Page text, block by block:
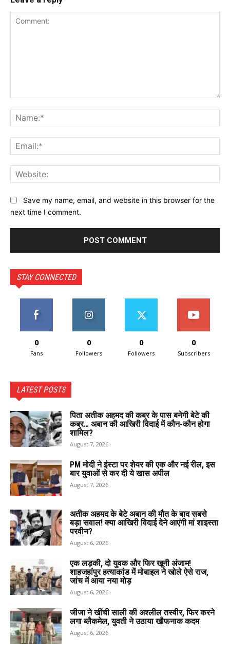
Save my name, email, and website in this browser for the
next time I comment.
STAY CONNECTED
0
Fans
0
Followers
0
Followers
0
Subscribers
LATEST POSTS
पिता अतीक अहमद की कब्र के पास बनेगी बेटे की
कब्र… अबान की आखिरी विदाई में कौन-कौन होगा
शामिल?
August 7, 2026
PM मोदी ने इंस्टा पर शेयर की एक और नई रील, इस
बार युवाओं से कर दी ये खास अपील
August 7, 2026
अतीक अहमद के बेटे अबान की मौत के बाद सबसे
बड़ा सवाल! क्या आखिरी विदाई देने आएंगी मां शाइस्ता
परवीन?
August 6, 2026
एक लड़की, दो युवक और फिर खूनी अंजाम!
शाहजहांपुर हत्याकांड में मोबाइल ने खोले ऐसे राज,
जांच में आया नया मोड़
August 6, 2026
जीजा ने खींची साली की अश्लील तस्वीर, फिर करने
लगा ब्लैकमेल, युवती ने उठाया खौफनाक कदम
August 6, 2026